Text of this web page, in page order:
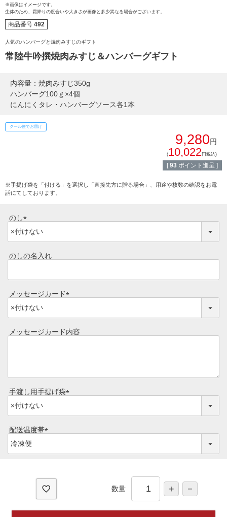
熨斗・カード
イイジマとは
常陸牛とは？
ショップ一覧
マイページ
ご予算から選ぶ
すき焼き
しゃぶしゃぶ
BBQ
レトルトカレー
目録ギフト
商品券
※画像はイメージです。
生体のため、霜降りの度合いや大きさが画像と多少異なる場合がございます。
商品番号 492
人気のハンバーグと焼肉みすじのギフト
常陸牛吟撰焼肉みすじ＆ハンバーグギフト
内容量：焼肉みすじ350g
ハンバーグ100ｇ×4個
にんにくタレ・ハンバーグソース各1本
クール便でお届け
9,280円
(10,022円税込)
[ 93 ポイント進呈 ]
※手提げ袋を「付ける」を選択し「直接先方に贈る場合」、用途や枚数の確認をお電
話にてしております。
のし
(
必
須
のしの名入れ
メッセージカード
必
須
メッセージカード内容
手渡し用手提げ袋
必
配送温度帯
必
数量